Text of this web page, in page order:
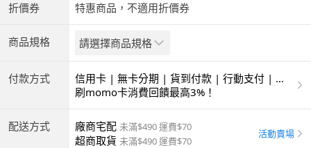
折價券 特惠商品，不適用折價券
商品規格 請選擇商品規格
付款方式
信用卡 | 無卡分期 | 貨到付款 | 行動支付 | 超
商付款 | ATM | 銀聯卡
刷momo卡消費回饋最高3%！
配送方式 廠商宅配 未滿$490 運費$70
超商取貨 未滿$490 運費$70
活動賣場